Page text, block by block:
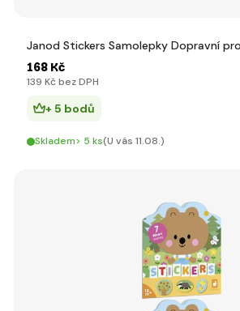
Janod Stickers Samolepky Dopravní
168 Kč
139 Kč bez DPH
+ 5 bodů
Skladem> 5 ks(U vás 11.08.)